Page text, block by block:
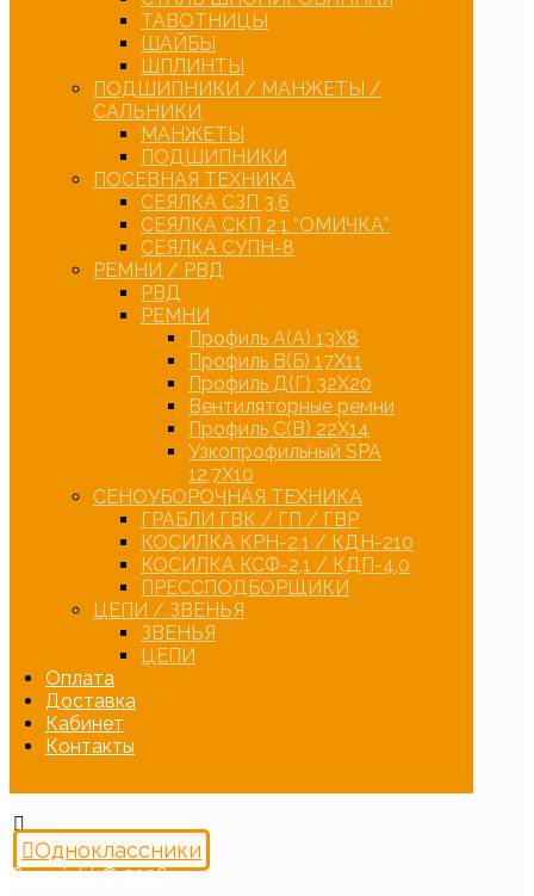
ТАВОТНИЦЫ
ШАЙБЫ
ШПЛИНТЫ
ПОДШИПНИКИ / МАНЖЕТЫ /
САЛЬНИКИ
МАНЖЕТЫ
ПОДШИПНИКИ
ПОСЕВНАЯ ТЕХНИКА
СЕЯЛКА СЗП 3,6
СЕЯЛКА СКП 2,1 “ОМИЧКА”
СЕЯЛКА СУПН-8
РЕМНИ / РВД
РВД
РЕМНИ
Профиль А(А) 13Х8
Профиль В(Б) 17Х11
Профиль Д(Г) 32Х20
Вентиляторные ремни
Профиль С(В) 22Х14
Узкопрофильный SPA
12,7Х10
СЕНОУБОРОЧНАЯ ТЕХНИКА
ГРАБЛИ ГВК / ГП / ГВР
КОСИЛКА КРН-2,1 / КДН-210
КОСИЛКА КСФ-2,1 / КДП-4,0
ПРЕССПОДБОРЩИКИ
ЦЕПИ / ЗВЕНЬЯ
ЗВЕНЬЯ
ЦЕПИ
Оплата
Доставка
Кабинет
Контакты
Одноклассники
Copyright © 2026